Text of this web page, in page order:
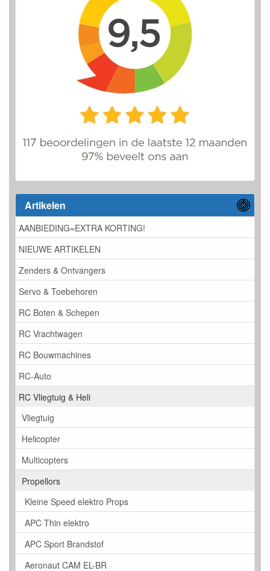
Artikelen
AANBIEDING=EXTRA KORTING!
NIEUWE ARTIKELEN
Zenders & Ontvangers
Servo & Toebehoren
RC Boten & Schepen
RC Vrachtwagen
RC Bouwmachines
RC-Auto
RC Vliegtuig & Heli
Vliegtuig
Helicopter
Multicopters
Propellors
Kleine Speed elektro Props
APC Thin elektro
APC Sport Brandstof
Aeronaut CAM EL-BR